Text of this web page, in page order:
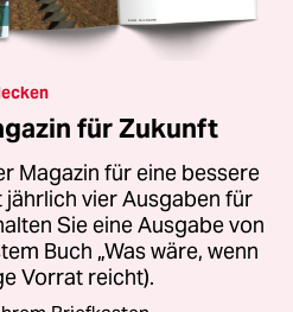
für Zukunft
Magazin für eine bessere
vier Ausgaben für
Sie eine Ausgabe von
Buch „Was wäre, wenn
Vorrat reicht).